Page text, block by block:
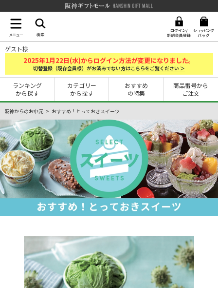
ゲスト様
2025年1月22日(水)からログイン方法が変更になりました。
切替登録（既存会員様）がお済みでない方はこちらをご覧ください ＞
ランキング
から探す
カテゴリー
から探す
おすすめ
の特集
商品番号から
ご注文
阪神からのお中元 おすすめ！とっておきスイーツ